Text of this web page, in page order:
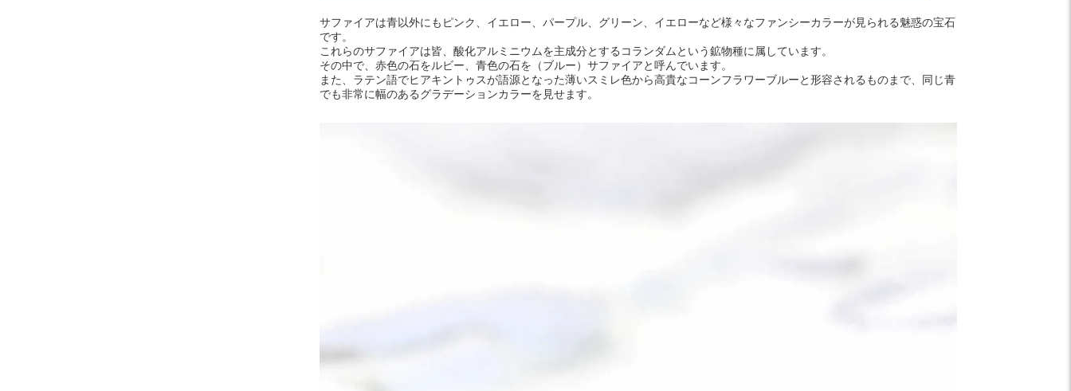
サファイアは青以外にもピンク、イエロー、パープル、グリーン、イエローなど様々なファンシーカラーが見られる魅惑の宝石
です。
これらのサファイアは皆、酸化アルミニウムを主成分とするコランダムという鉱物種に属しています。
その中で、赤色の石をルビー、青色の石を（ブルー）サファイアと呼んでいます。
また、ラテン語でヒアキントゥスが語源となった薄いスミレ色から高貴なコーンフラワーブルーと形容されるものまで、同じ青
でも非常に幅のあるグラデーションカラーを見せます。